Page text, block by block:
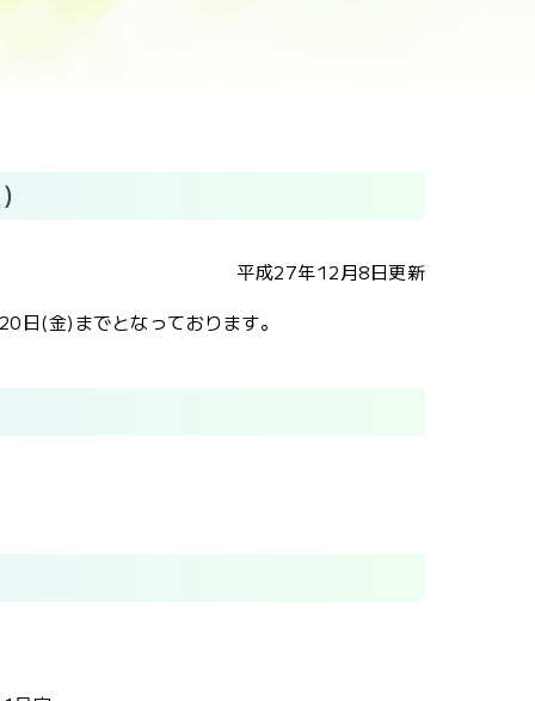
平成27年12月8日更新
日(金)までとなっております。